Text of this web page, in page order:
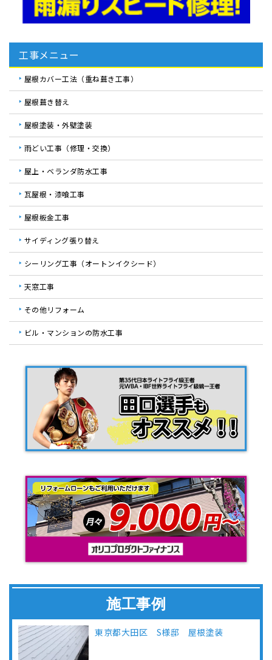
工事メニュー
屋根カバー工法（重ね葺き工事）
屋根葺き替え
屋根塗装・外壁塗装
雨どい工事（修理・交換）
屋上・ベランダ防水工事
瓦屋根・漆喰工事
屋根板金工事
サイディング張り替え
シーリング工事（オートンイクシード）
天窓工事
その他リフォーム
ビル・マンションの防水工事
施工事例
東京都大田区 S様邸 屋根塗装